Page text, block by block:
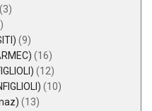
(3)
(9)
(16)
(12)
(10)
(13)